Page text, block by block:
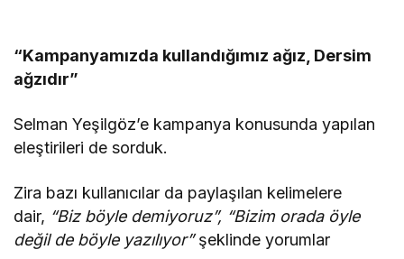
“Kampanyamızda kullandığımız ağız, Dersim
ağzıdır”
Selman Yeşilgöz’e kampanya konusunda yapılan
eleştirileri de sorduk.
Zira bazı kullanıcılar da paylaşılan kelimelere
dair, “Biz böyle demiyoruz”, “Bizim orada öyle
değil de böyle yazılıyor”şeklinde yorumlar